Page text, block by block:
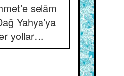
selâm
Yahya’ya
yollar…